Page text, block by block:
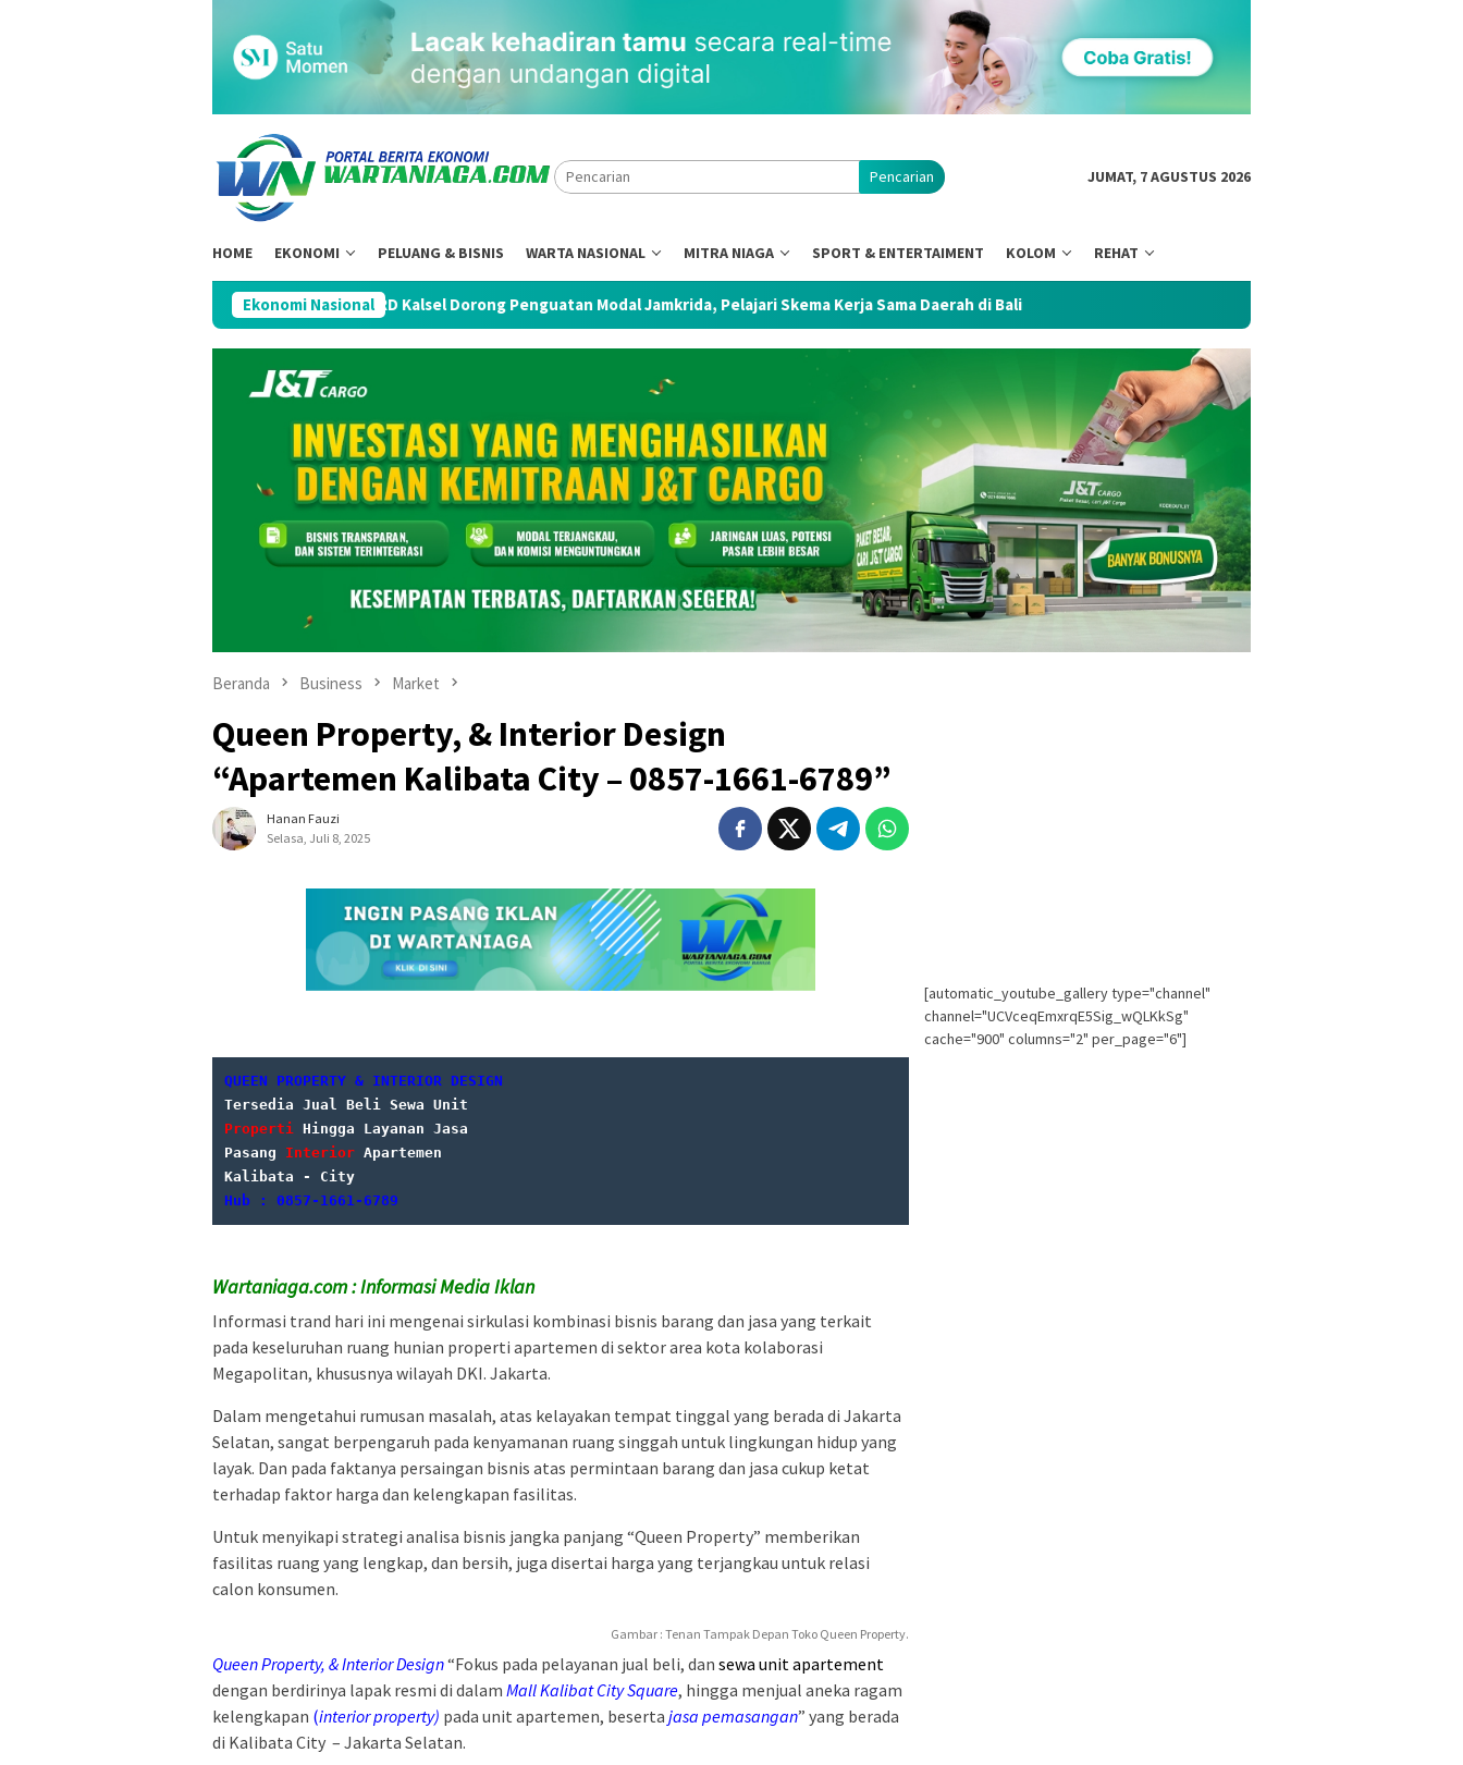
Pencarian JUMAT, 7 AGUSTUS 2026
HOME EKONOMI PELUANG & BISNIS WARTA NASIONAL MITRA NIAGA SPORT & ENTERTAIMENT KOLOM REHAT
Ekonomi Nasional
Komisi II DPRD Kalsel Dorong Penguatan Modal Jamkrida, Pelajari Skema Kerja Sama Daerah di Bali
Beranda Business Market
Queen Property, & Interior Design
“Apartemen Kalibata City – 0857-1661-6789”
Hanan Fauzi
Selasa, Juli 8, 2025
QUEEN PROPERTY & INTERIOR DESIGN
Properti
Hingga Layanan Jasa
Pasang Interior
Hub : 0857-1661-6789
Wartaniaga.com : Informasi Media Iklan
Informasi trand hari ini mengenai sirkulasi kombinasi bisnis barang dan jasa yang terkait
pada keseluruhan ruang hunian properti apartemen di sektor area kota kolaborasi
Megapolitan, khususnya wilayah DKI. Jakarta.
Dalam mengetahui rumusan masalah, atas kelayakan tempat tinggal yang berada di Jakarta
Selatan, sangat berpengaruh pada kenyamanan ruang singgah untuk lingkungan hidup yang
layak. Dan pada faktanya persaingan bisnis atas permintaan barang dan jasa cukup ketat
terhadap faktor harga dan kelengkapan fasilitas.
Untuk menyikapi strategi analisa bisnis jangka panjang “Queen Property” memberikan
fasilitas ruang yang lengkap, dan bersih, juga disertai harga yang terjangkau untuk relasi
calon konsumen.
Gambar : Tenan Tampak Depan Toko Queen Property.
Queen Property, & Interior Design“Fokus pada pelayanan jual beli, dan sewa unit apartement
dengan berdirinya lapak resmi di dalam Mall Kalibat City Square, hingga menjual aneka ragam
kelengkapan (interior property) pada unit apartemen, beserta jasa pemasangan” yang berada
di Kalibata City – Jakarta Selatan.
[automatic_youtube_gallery type="channel"
channel="UCVceqEmxrqE5Sig_wQLKkSg"
cache="900" columns="2" per_page="6"]